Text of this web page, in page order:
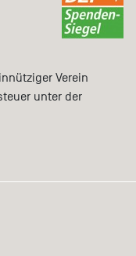
Verein
unter der